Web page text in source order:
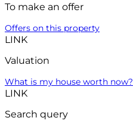
To make an offer
Offers on this property
LINK
Valuation
What is my house worth now?
LINK
Search query